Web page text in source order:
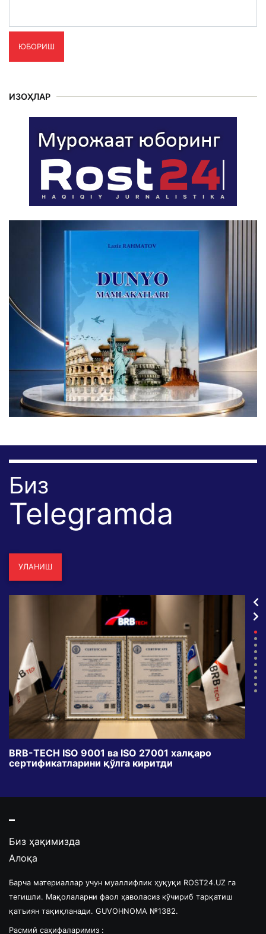
ЮБОРИШ
ИЗОҲЛАР
Биз
Telegramda
УЛАНИШ
BRB-TECH ISO 9001 ва ISO 27001 халқаро
сертификатларини қўлга киритди
Биз ҳақимизда
Алоқа
Барча материаллар учун муаллифлик ҳуқуқи ROST24.UZ га
тегишли. Мақолаларни фаол ҳаволасиз кўчириб тарқатиш
қатъиян тақиқланади. GUVOHNOMA №1382.
Расмий саҳифаларимиз :